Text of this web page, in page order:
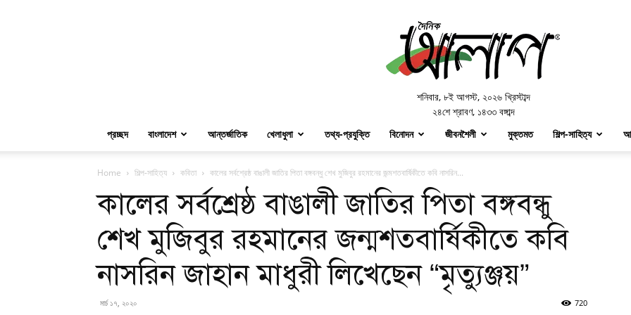
Alap
শনিবার, ৮ই আগস্ট, ২০২৬ খ্রিস্টাব্দ
২৪শে শ্রাবণ, ১৪৩৩ বঙ্গাব্দ
প্রচ্ছদ
বাংলাদেশ আন্তর্জাতিক খেলাধুলা তথ্য-প্রযুক্তি বিনোদন জীবনশৈলী মুক্তমত শিল্প-সাহিত্য
Home শিল্প-সাহিত্য কবিতা কালের সর্বশ্রেষ্ঠ বাঙালী জাতির পিতা বঙ্গবন্ধু শেখ মুজিবুর রহমানের জন্মশতবার্ষিকীতে কবি নাসরিন...
কালের সর্বশ্রেষ্ঠ বাঙালী জাতির পিতা বঙ্গবন্ধু
শেখ মুজিবুর রহমানের জন্মশতবার্ষিকীতে কবি
নাসরিন জাহান মাধুরী লিখেছেন “মৃত্যুঞ্জয়”
মার্চ ১৭, ২০২০ 720